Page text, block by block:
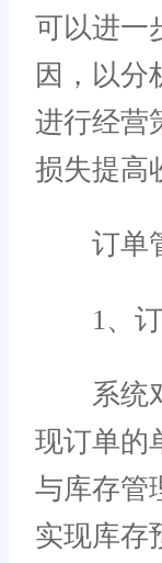
可以进一
因，以分
进行经营
损失提高
订单管
1、订
系统对
现订单的
与库存管
实现库存